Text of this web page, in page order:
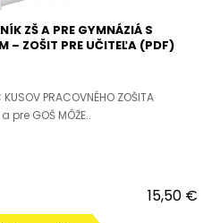
ZŠ A PRE GYMNÁZIÁ S
– ZOŠIT PRE UČITEĽA (PDF)
PRACOVNÉHO ZOŠITA
pre GOŠ MÔŽE..
15,50 €